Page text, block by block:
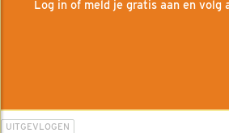
Log in of meld je gratis aan en volg
UITGEVLOGEN